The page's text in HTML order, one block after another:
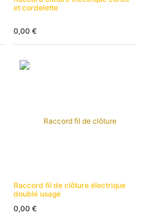
et cordelette
0,00 €
Raccord fil de clôture électrique
double usage
0,00 €